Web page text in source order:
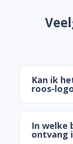
Kan ik
roos-
In welke
ontvang